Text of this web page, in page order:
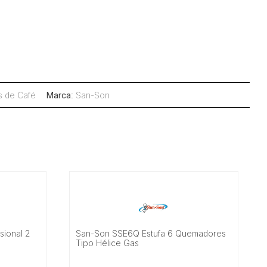
de Café Marca: San-Son
2
San-Son SSE6Q Estufa 6 Quemadores
Tipo Hélice Gas